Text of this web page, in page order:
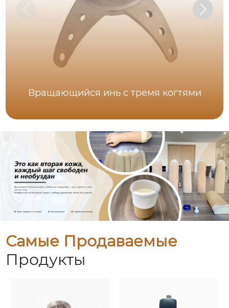
Вращающийся инь с тремя когтями
Самые Продаваемые
Продукты